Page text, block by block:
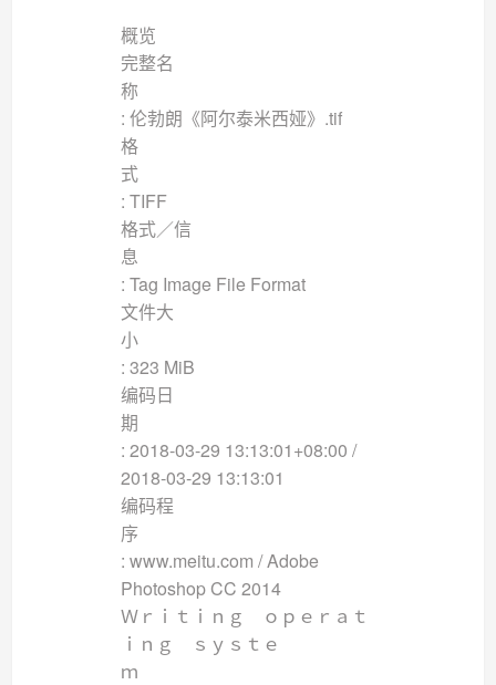
概览
完整名
: 伦勃朗《阿尔泰米西娅》.tif
格
: TIFF
格式／信
: Tag Image File Format
文件大
: 323 MiB
编码日
: 2018-03-29 13:13:01+08:00 /
2018-03-29 13:13:01
编码程
: www.meitu.com / Adobe
Photoshop CC 2014
Ｗｒｉｔｉｎｇ ｏｐｅｒａｔ
ｉｎｇ ｓｙｓｔｅ
ｍ